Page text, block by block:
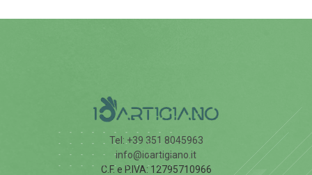
Tel: +39 351 8045963
info@ioartigiano.it
C.F. e P.IVA: 12795710966